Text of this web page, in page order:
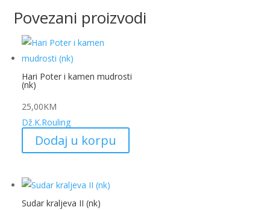
Povezani proizvodi
Hari Poter i kamen mudrosti
(nk)
25,00KM
Dž.K.Rouling
Dodaj u korpu
Sudar kraljeva II (nk)